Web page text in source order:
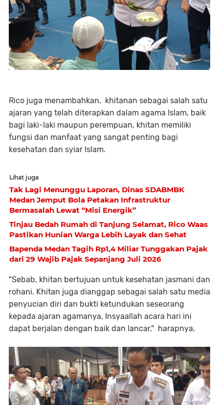
Rico juga menambahkan, khitanan sebagai salah satu
ajaran yang telah diterapkan dalam agama Islam, baik
bagi laki-laki maupun perempuan, khitan memiliki
fungsi dan manfaat yang sangat penting bagi
kesehatan dan syiar Islam.
Lihat juga
Tak Lagi Menunggu Laporan, Dinas SDABMBK
Medan Jemput Bola Petakan Infrastruktur
Bermasalah Lewat “Misi Energik”
Tinjau Bedah Rumah di Tanjung Selamat, Rico Waas
Pastikan Hunian Warga Lebih Layak dan Sehat
Bapenda Medan Tagih Rp1,4 Miliar Tunggakan Pajak
dari 29 Wajib Pajak Sepanjang Juli 2026
"Sebab, khitan bertujuan untuk kesehatan jasmani dan
rohani. Khitan juga dianggap sebagai salah satu media
penyucian diri dan bukti ketundukan seseorang
kepada ajaran agamanya, Insyaallah acara hari ini
dapat berjalan dengan baik dan lancar," harapnya.